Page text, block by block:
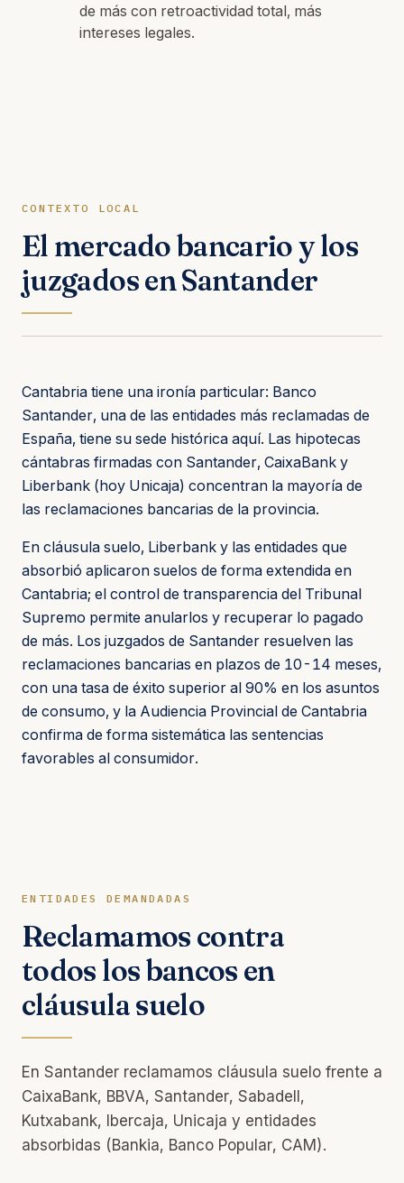
de más con retroactividad total, más
intereses legales.
CONTEXTO LOCAL
El mercado bancario y los
juzgados en Santander
Cantabria tiene una ironía particular: Banco
Santander, una de las entidades más reclamadas de
España, tiene su sede histórica aquí. Las hipotecas
cántabras firmadas con Santander, CaixaBank y
Liberbank (hoy Unicaja) concentran la mayoría de
las reclamaciones bancarias de la provincia.
En cláusula suelo, Liberbank y las entidades que
absorbió aplicaron suelos de forma extendida en
Cantabria; el control de transparencia del Tribunal
Supremo permite anularlos y recuperar lo pagado
de más. Los juzgados de Santander resuelven las
reclamaciones bancarias en plazos de 10-14 meses,
con una tasa de éxito superior al 90% en los asuntos
de consumo, y la Audiencia Provincial de Cantabria
confirma de forma sistemática las sentencias
favorables al consumidor.
ENTIDADES DEMANDADAS
Reclamamos contra
todos los bancos en
cláusula suelo
En Santander reclamamos cláusula suelo frente a
CaixaBank, BBVA, Santander, Sabadell,
Kutxabank, Ibercaja, Unicaja y entidades
absorbidas (Bankia, Banco Popular, CAM).